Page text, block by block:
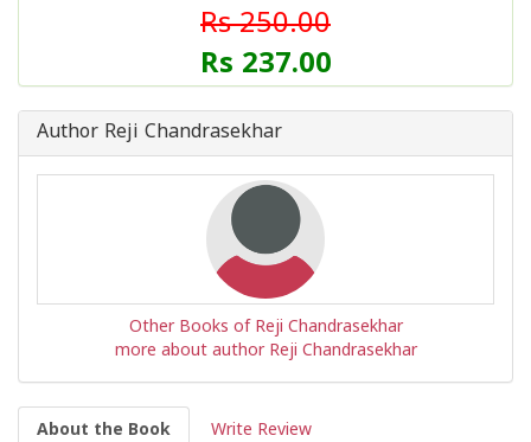
Rs 250.00
Rs 237.00
Author Reji Chandrasekhar
Other Books of Reji Chandrasekhar
more about author Reji Chandrasekhar
About the Book Write Review